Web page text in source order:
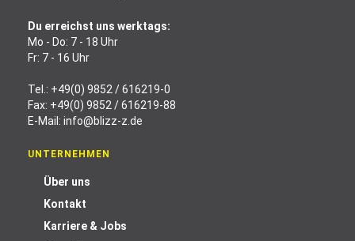
Du erreichst uns werktags:
Mo - Do: 7 - 18 Uhr
Fr: 7 - 16 Uhr
Tel.: +49(0) 9852 / 616219-0
Fax: +49(0) 9852 / 616219-88
E-Mail: info@blizz-z.de
UNTERNEHMEN
Über uns
Kontakt
Karriere & Jobs